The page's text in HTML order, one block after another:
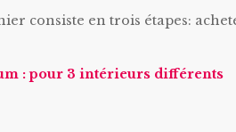
consiste en trois étapes:
: pour 3 intérieurs différents